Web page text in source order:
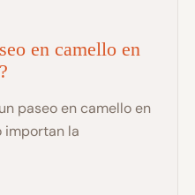
en camello en
paseo en camello en
importan la